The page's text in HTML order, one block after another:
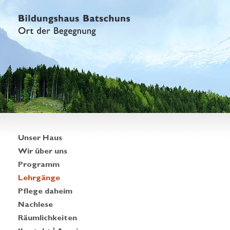
Unser Haus
Wir über uns
Programm
Lehrgänge
Pflege daheim
Nachlese
Räumlichkeiten